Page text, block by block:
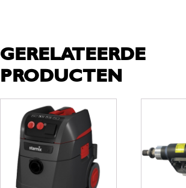
GERELATEERDE
PRODUCTEN